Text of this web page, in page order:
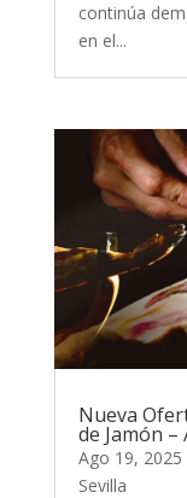
continúa
en el...
Nueva
de Jamón
Ago 19, 2025
Sevilla